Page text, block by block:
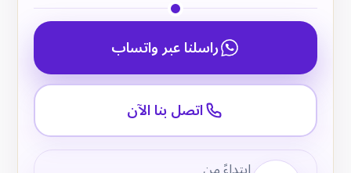
راسلنا عبر واتساب
اتصل بنا الآن